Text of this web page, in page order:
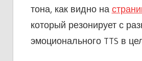
тона, как видно на
который резонирует с
эмоционального TTS в